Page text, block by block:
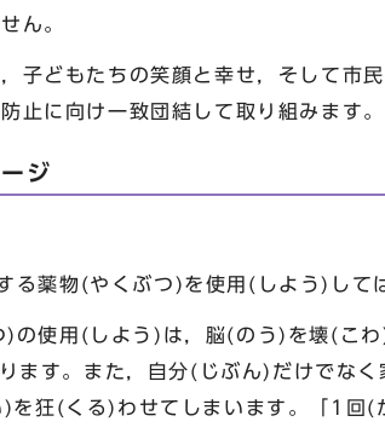
ん。
どもたちの笑顔と幸せ，そして市民
止に向け一致団結して取り組みます。
ジ
る薬物(やくぶつ)を使用(しよう)して
使用(しよう)は，脳(のう)を壊(こ
ます。また，自分(じぶん)だけでな
狂(くる)わせてしまいます。「1回(